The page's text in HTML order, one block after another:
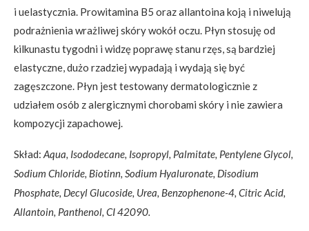
i uelastycznia. Prowitamina B5 oraz allantoina koją i niwelują
podrażnienia wrażliwej skóry wokół oczu. Płyn stosuję od
kilkunastu tygodni i widzę poprawę stanu rzęs, są bardziej
elastyczne, dużo rzadziej wypadają i wydają się być
zagęszczone. Płyn jest testowany dermatologicznie z
udziałem osób z alergicznymi chorobami skóry i nie zawiera
kompozycji zapachowej.
Skład: Aqua, Isododecane, Isopropyl, Palmitate, Pentylene Glycol,
Sodium Chloride, Biotinn, Sodium Hyaluronate, Disodium
Phosphate, Decyl Glucoside, Urea, Benzophenone-4, Citric Acid,
Allantoin, Panthenol, CI 42090.